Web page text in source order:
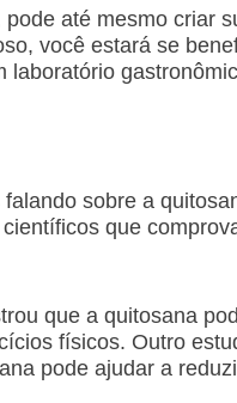
até mesmo criar
você estará se
laboratório
sobre a
que
que a quitosana
físicos. Outro
pode ajudar a